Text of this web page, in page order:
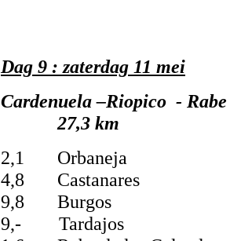
Dag 9 : zaterdag 11 mei
Cardenuela –Riopico
27,3 km
2,1 Orbaneja
4,8 Castanares
9,8 Burgos
9,- Tardajos